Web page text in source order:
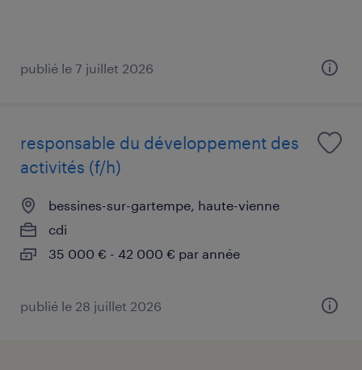
publié le 7 juillet 2026
responsable du développement des
activités (f/h)
bessines-sur-gartempe, haute-vienne
cdi
35 000 € - 42 000 € par année
publié le 28 juillet 2026